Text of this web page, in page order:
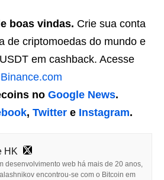
boas vindas. Crie sua conta
de criptomoedas do mundo e
em cashback. Acesse
Binance.com
no Google News.
, Twitter e Instagram.
HK
desenvolvimento web há mais de 20 anos,
encontrou-se com o Bitcoin em